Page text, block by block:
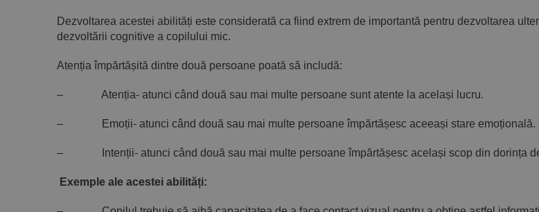
Dezvoltarea acestei abilități este considerată ca fiind extrem de importantă pentru dezvoltarea
dezvoltării cognitive a copilului mic.
Atenția împărtășită dintre două persoane poată să includă:
– Atenția- atunci când două sau mai multe persoane sunt atente la același lucru.
– Emoții- atunci când două sau mai multe persoane împărtășesc aceeași stare emoțională.
– Intenții- atunci când două sau mai multe persoane împărtășesc același scop din dorința
Exemple ale acestei abilități: